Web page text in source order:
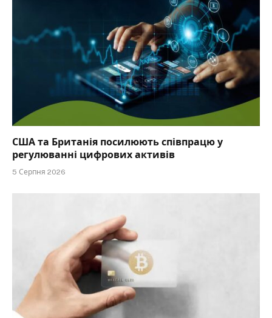
США та Британія посилюють співпрацю у
регулюванні цифрових активів
5 Серпня 2026